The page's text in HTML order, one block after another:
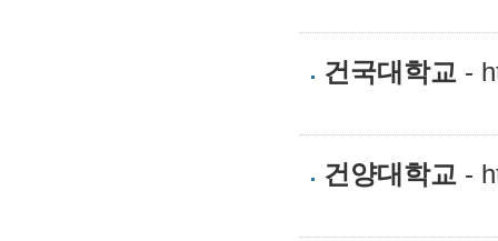
건국대학교 -
건양대학교 -